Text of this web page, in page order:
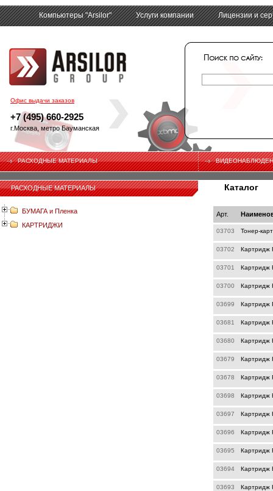
Офис выдачи заказов
+7 (495) 660-2925
г.Москва, метро Бауманская
Компьютеры "Arsilor" Услуги компании Лицензии и
РАСХОДНЫЕ МАТЕРИАЛЫ
РАСХОДНЫЕ МАТЕРИАЛЫ
БУМАГА и Пленка
КАРТРИДЖИ
Каталог
Арт.
03703 Тонер-
03702 Картридж
03701 Картридж
03700 Картридж
03699 Картридж
03681 Картридж
03680 Картридж
03679 Картридж
03678 Картридж
03698 Картридж
03697 Картридж
03696 Картридж
03695 Картридж
03694 Картридж
03693 Картридж